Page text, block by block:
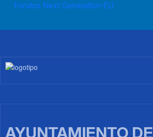
Fondos Next Generation EU
Imagen
AYUNTAMIENTO DE